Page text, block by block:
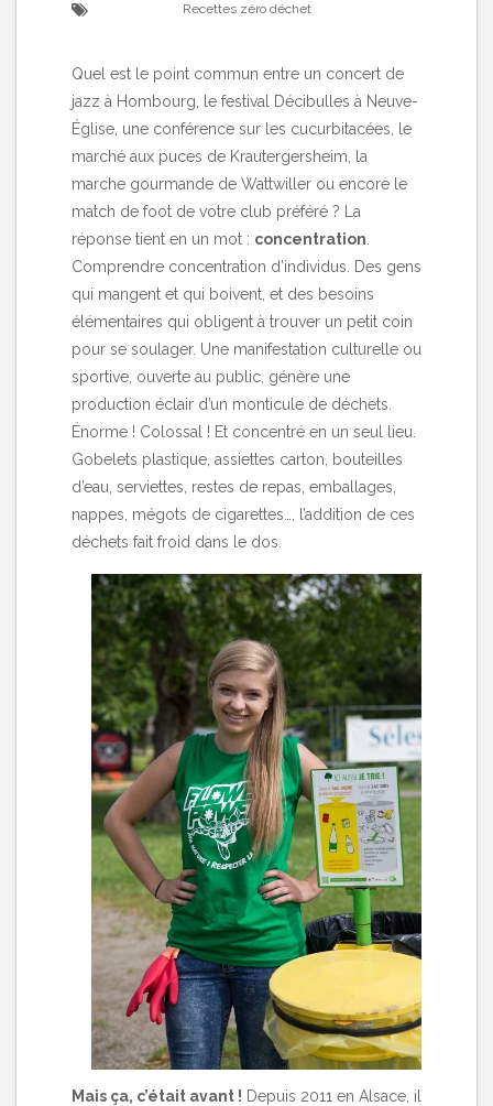
Recettes zéro déchet
Quel est le point commun entre un concert de
jazz à Hombourg, le festival Décibulles à Neuve-
Église, une conférence sur les cucurbitacées, le
marché aux puces de Krautergersheim, la
marche gourmande de Wattwiller ou encore le
match de foot de votre club préféré ? La
réponse tient en un mot : concentration.
Comprendre concentration d’individus. Des gens
qui mangent et qui boivent, et des besoins
élémentaires qui obligent à trouver un petit coin
pour se soulager. Une manifestation culturelle ou
sportive, ouverte au public, génère une
production éclair d’un monticule de déchets.
Énorme ! Colossal ! Et concentré en un seul lieu.
Gobelets plastique, assiettes carton, bouteilles
d’eau, serviettes, restes de repas, emballages,
nappes, mégots de cigarettes…, l’addition de ces
déchets fait froid dans le dos.
Mais ça, c’était avant ! Depuis 2011 en Alsace, il